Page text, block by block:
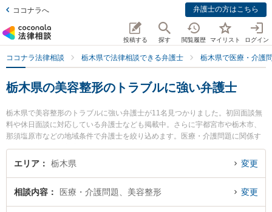
ココナラへ 弁護士の方はこちら
投稿する 探す 閲覧履歴 マイリスト ログイン
ココナラ法律相談 栃木県で法律相談できる弁護士 栃木県で医療・介護
栃木県の美容整形のトラブルに強い弁護士
栃木県で美容整形のトラブルに強い弁護士が11名見つかりました。初回面談無
料や休日面談に対応している弁護士なども掲載中。さらに宇都宮市や栃木市、
那須塩原市などの地域条件で弁護士を絞り込めます。医療・介護問題に関係す
る歯科治療ミスや美容整形のトラブル、産婦人科の訴訟等の細かな分野での絞
り込み検索もでき便利です。特に渡邊律法律事務所の渡邊 律弁護士や稲葉勉法
土日や夜間に発生した美容整形のトラブルのトラブルを今すぐに弁護士に相談
したい』『美容整形のトラブルのトラブル解決の実績豊富な近くの弁護士を検
エリア 栃木県 変更
相談内容 医療・介護問題、美容整形 変更